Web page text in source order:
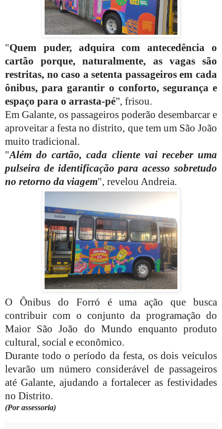
"Quem puder, adquira com antecedência o
cartão porque, naturalmente, as vagas são
restritas, no caso a setenta passageiros em cada
ônibus, para garantir o conforto, segurança e
espaço para o arrasta-pé”, frisou.
Em Galante, os passageiros poderão desembarcar e
aproveitar a festa no distrito, que tem um São João
muito tradicional.
"Além do cartão, cada cliente vai receber uma
pulseira de identificação para acesso sobretudo
no retorno da viagem", revelou Andreia.
O Ônibus do Forró é uma ação que busca
contribuir com o conjunto da programação do
Maior São João do Mundo enquanto produto
cultural, social e econômico.
Durante todo o período da festa, os dois veículos
levarão um número considerável de passageiros
até Galante, ajudando a fortalecer as festividades
no Distrito.
(Por assessoria)